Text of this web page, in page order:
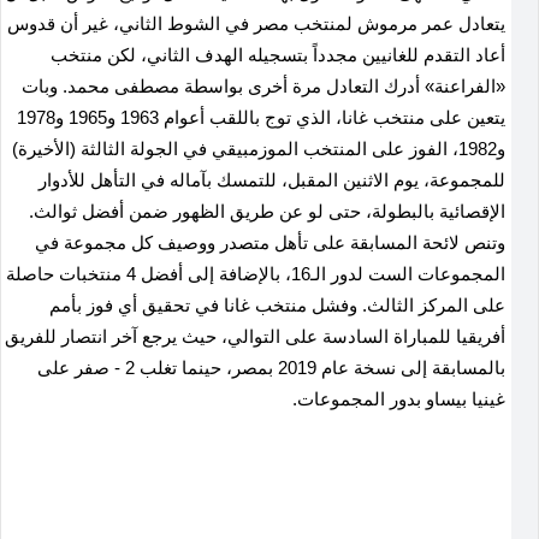
يتعادل عمر مرموش لمنتخب مصر في الشوط الثاني، غير أن قدوس
أعاد التقدم للغانيين مجدداً بتسجيله الهدف الثاني، لكن منتخب
«الفراعنة» أدرك التعادل مرة أخرى بواسطة مصطفى محمد. وبات
يتعين على منتخب غانا، الذي توج باللقب أعوام 1963 و1965 و1978
و1982، الفوز على المنتخب الموزمبيقي في الجولة الثالثة (الأخيرة)
للمجموعة، يوم الاثنين المقبل، للتمسك بآماله في التأهل للأدوار
الإقصائية بالبطولة، حتى لو عن طريق الظهور ضمن أفضل ثوالث.
وتنص لائحة المسابقة على تأهل متصدر ووصيف كل مجموعة في
المجموعات الست لدور الـ16، بالإضافة إلى أفضل 4 منتخبات حاصلة
على المركز الثالث. وفشل منتخب غانا في تحقيق أي فوز بأمم
أفريقيا للمباراة السادسة على التوالي، حيث يرجع آخر انتصار للفريق
بالمسابقة إلى نسخة عام 2019 بمصر، حينما تغلب 2 - صفر على
غينيا بيساو بدور المجموعات.